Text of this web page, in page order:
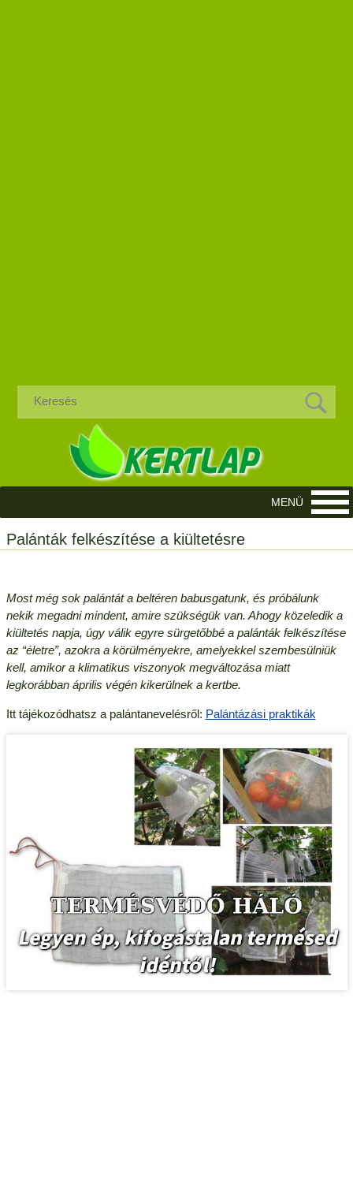
Palánták felkészítése a kiültetésre
Most még sok palántát a beltéren babusgatunk, és próbálunk
nekik megadni mindent, amire szükségük van. Ahogy közeledik a
kiültetés napja, úgy válik egyre sürgetőbbé a palánták felkészítése
az “életre”, azokra a körülményekre, amelyekkel szembesülniük
kell, amikor a klimatikus viszonyok megváltozása miatt
legkorábban április végén kikerülnek a kertbe.
Itt tájékozódhatsz a palántanevelésről: Palántázási praktikák